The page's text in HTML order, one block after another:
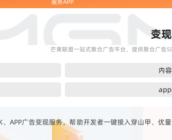
服务APP
变
芒果联盟一站式聚合广告平台，提供聚合广告
内
APP广告变现服务，帮助开发者一键接入穿山甲、